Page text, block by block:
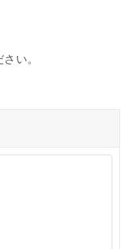
い。